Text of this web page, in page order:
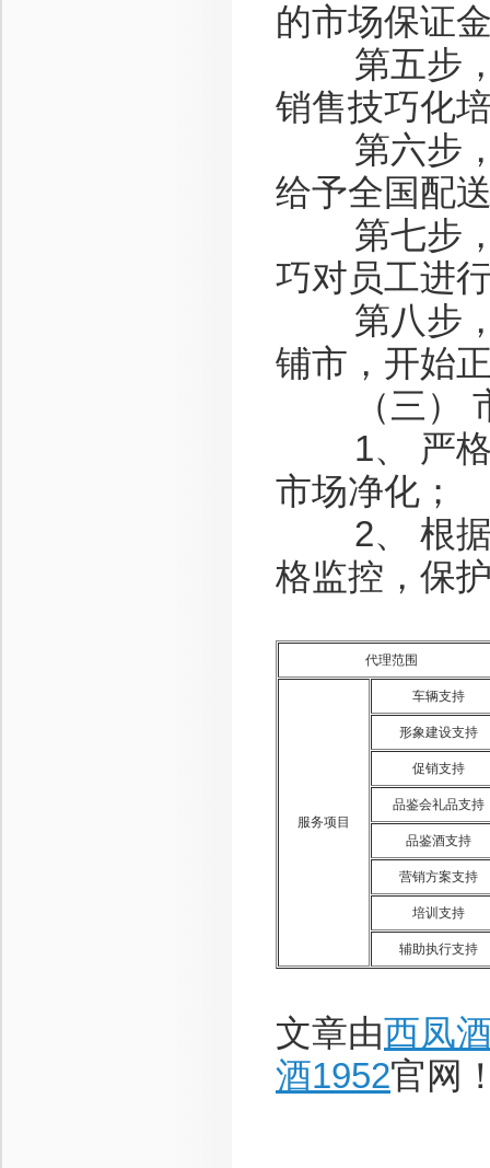
的市场保证
第五步，
销售技巧化
第六步，
给予全国配
第七步，
巧对员工进
第八步，
铺市，开始
（三）
1、 严格
市场净化；
2、 根据
格监控，保
代理范围
服务项目
车辆支持
形象建设支持
促销支持
品鉴会礼品支持
品鉴酒支持
营销方案支持
培训支持
辅助执行支持
文章由西凤
酒1952官网